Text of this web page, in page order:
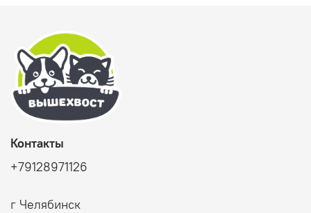
Контакты
+79128971126
г Челябинск